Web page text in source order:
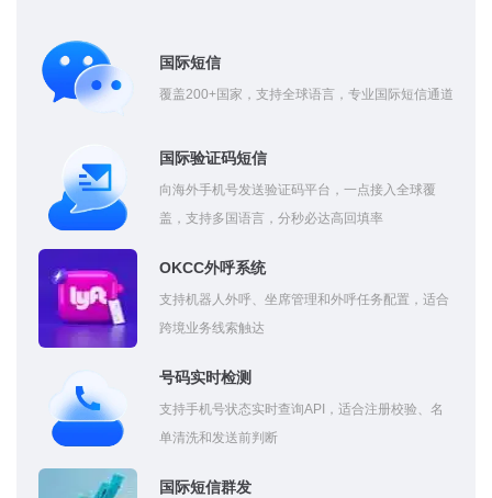
国际短信
覆盖200+国家，支持全球语言，专业国际短信通道
国际验证码短信
向海外手机号发送验证码平台，一点接入全球覆
盖，支持多国语言，分秒必达高回填率
OKCC外呼系统
支持机器人外呼、坐席管理和外呼任务配置，适合
跨境业务线索触达
号码实时检测
支持手机号状态实时查询API，适合注册校验、名
单清洗和发送前判断
国际短信群发